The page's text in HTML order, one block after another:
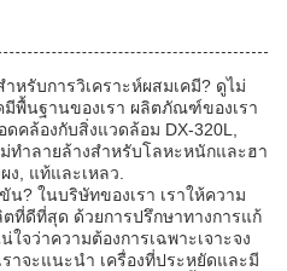
รับการวิเคราะห์ผสมเคมี? ดูไม่
มีพื้นฐานของเรา ผลิตภัณฑ์ของเรา
คล้องกับสิ่งแวดล้อม DX-320L,
ทําลายล้างสําหรับโลหะหนักและฮา
ง, แท้และเหลว.
น? ในบริษัทของเรา เราให้ความ
ที่ดีที่สุด ด้วยการปรึกษาทางการแก้
จว่าความต้องการเฉพาะเจาะจง
าจะแนะนํา เครื่องที่ประหยัดและมี